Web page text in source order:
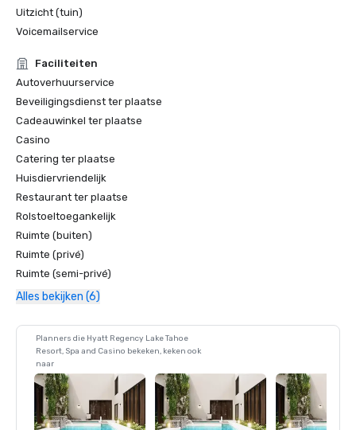
Uitzicht (tuin)
Voicemailservice
Faciliteiten
Autoverhuurservice
Beveiligingsdienst ter plaatse
Cadeauwinkel ter plaatse
Casino
Catering ter plaatse
Huisdiervriendelijk
Restaurant ter plaatse
Rolstoeltoegankelijk
Ruimte (buiten)
Ruimte (privé)
Ruimte (semi-privé)
Alles bekijken (6)
Planners die Hyatt Regency Lake Tahoe
Resort, Spa and Casino bekeken, keken ook
naar